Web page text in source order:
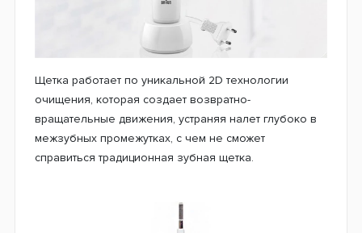
Зубная щетка Oral-B Vitality 100 Cross
Oral-B - марка зубной щетки № 1, которую чаще
всего используют стоматологи во всем мире.
Поэтому, выбрав оригинальную зубную щетку
Vitality 100 Crossaction White, Вы точно не
всей ротовой полости, что делает ее идеальной
моделью начального уровня.